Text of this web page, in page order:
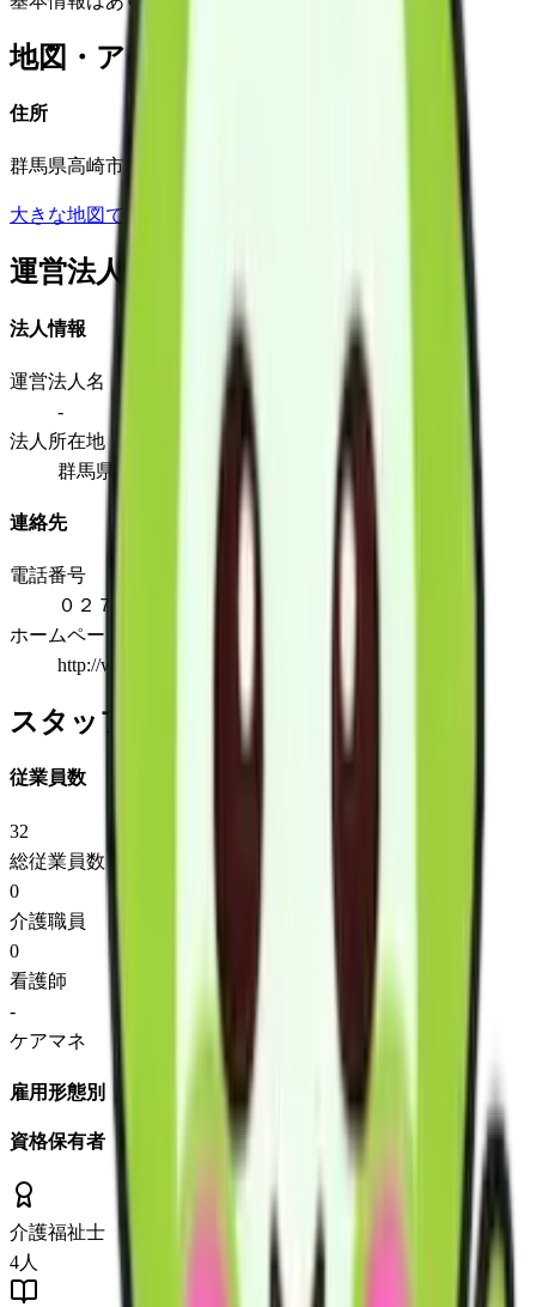
地図・アクセス
住所
群馬県高崎市足門町１５０－１
大きな地図で見る
運営法人
法人情報
運営法人名
-
法人所在地
群馬県高崎市足門町１５０－１
連絡先
電話番号
０２７－３７３－５０９５
ホームページ
http://www.pmanaka.com/
スタッフ情報
従業員数
32
総従業員数
0
介護職員
0
看護師
-
ケアマネ
雇用形態別
資格保有者
介護福祉士
4人